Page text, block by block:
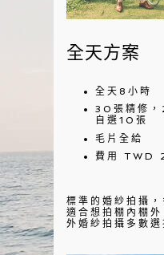
全天方案
全天8小時
30張精修，
自選10張
毛片全給
費用 TWD
標準的婚紗拍攝，
適合想拍棚內棚
外婚紗拍攝多數選